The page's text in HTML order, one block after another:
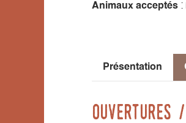
disposant de 2
Animaux acceptés :
Présentation